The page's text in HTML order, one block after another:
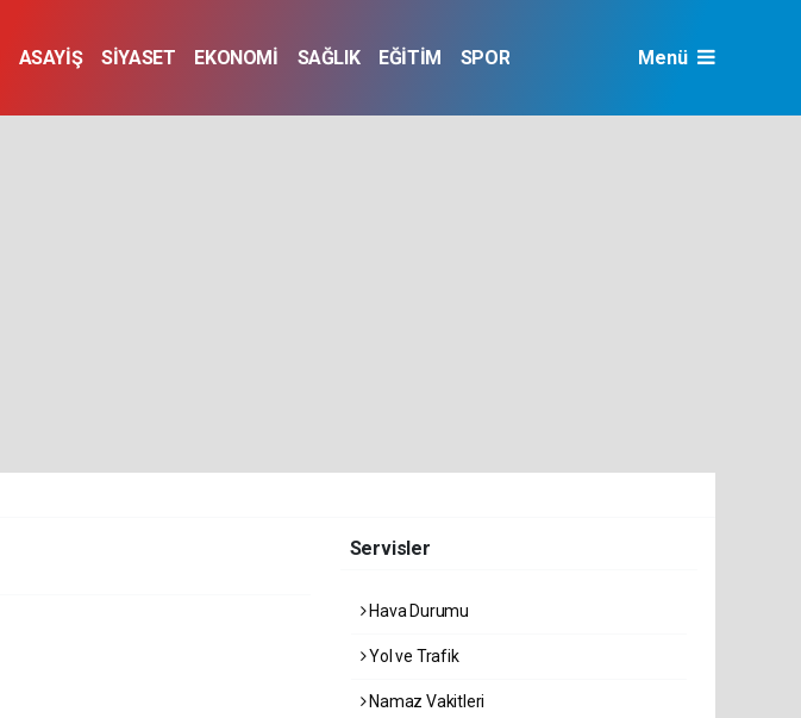
ASAYİŞ SİYASET EKONOMİ SAĞLIK EĞİTİM SPOR Menü
Servisler
Hava Durumu
Yol ve Trafik
Namaz Vakitleri